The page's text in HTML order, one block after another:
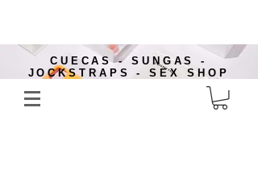
CUECAS - SUNGAS -
JOCKSTRAPS - SEX SHOP